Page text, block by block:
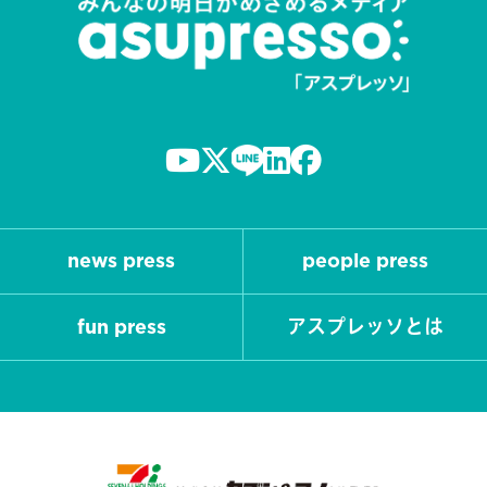
news press people press
fun press アスプレッソとは